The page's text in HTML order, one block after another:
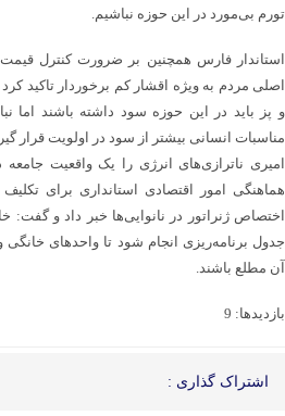
تورم بی‌مورد در این حوزه نباشیم.
استاندار فارس همچنین بر ضرورت کنترل
اصلی مردم به ویژه اقشار کم برخوردار تاکید
و پز باید در این حوزه سود داشته باشند اما
مناسبات انسانی بیشتر از سود در اولویت قرار
امیری ناترازی‌های انرژی را یک واقعیت
هماهنگی امور اقتصادی استانداری برای
اختصاص ژنراتور در نانوایی‌ها خبر داد و گفت:
جدول برنامه‌ریزی انجام شود تا واحدهای
آن مطلع باشند.
بازدیدها: 9
اشتراک گذاری :